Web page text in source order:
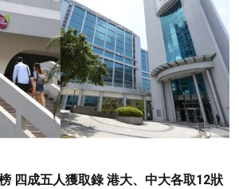
四成五人獲取錄 港大、中大各取12狀